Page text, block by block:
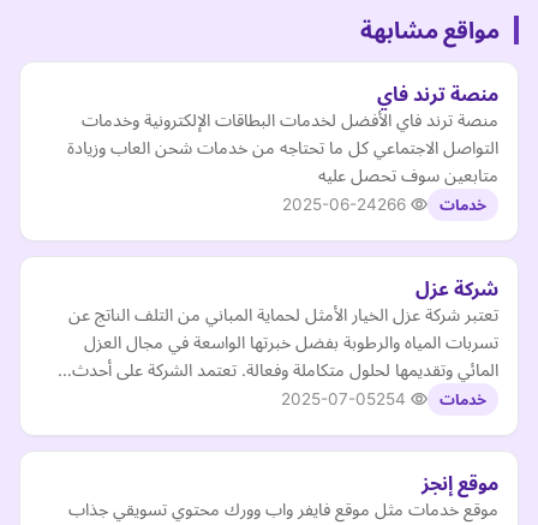
مواقع مشابهة
منصة ترند فاي
منصة ترند فاي الأفضل لخدمات البطاقات الإلكترونية وخدمات
التواصل الاجتماعي كل ما تحتاجه من خدمات شحن العاب وزيادة
متابعين سوف تحصل عليه
خدمات 2025-06-24
شركة عزل
تعتبر شركة عزل الخيار الأمثل لحماية المباني من التلف الناتج عن
تسربات المياه والرطوبة بفضل خبرتها الواسعة في مجال العزل
المائي وتقديمها لحلول متكاملة وفعالة. تعتمد الشركة على أحدث…
خدمات 2025-07-05
موقع إنجز
موقع خدمات مثل موقع فايفر واب وورك محتوي تسويقي جذاب